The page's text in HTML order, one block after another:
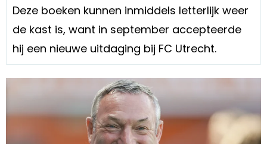
Deze boeken kunnen inmiddels letterlijk weer
de kast is, want in september accepteerde
hij een nieuwe uitdaging bij FC Utrecht.